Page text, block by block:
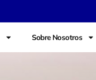
Sobre Nosotros